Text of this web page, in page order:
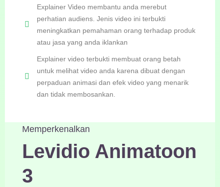
Explainer Video membantu anda merebut
perhatian audiens. Jenis video ini terbukti
meningkatkan pemahaman orang terhadap produk
atau jasa yang anda iklankan
Explainer video terbukti membuat orang betah
untuk melihat video anda karena dibuat dengan
perpaduan animasi dan efek video yang menarik
dan tidak membosankan.
Memperkenalkan
Levidio Animatoon
3